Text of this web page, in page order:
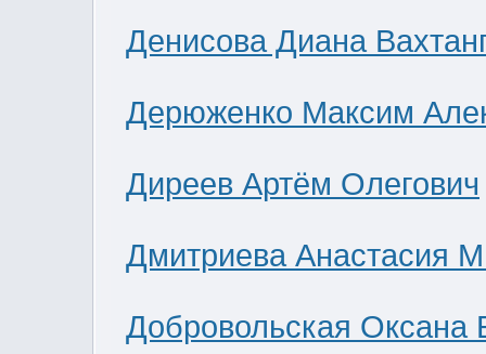
Денисова Диана
Дерюженко Максим
Диреев Артём Олегович
Дмитриева Анастасия
Добровольская Оксана